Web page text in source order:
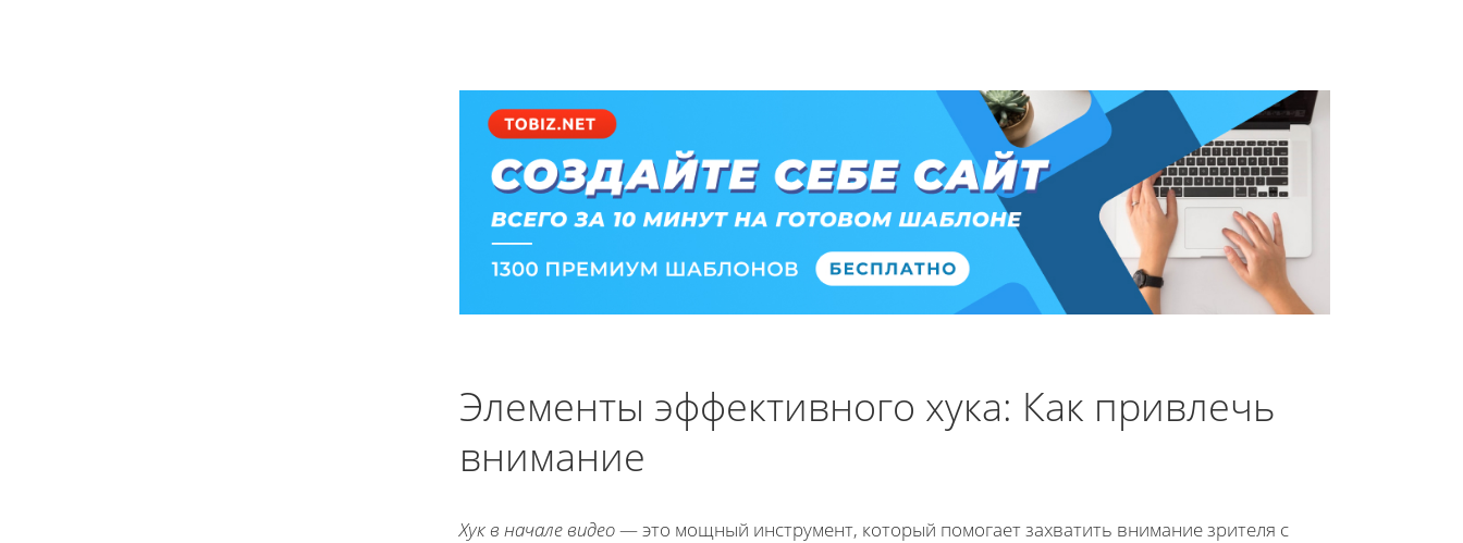
Элементы эффективного хука: Как привлечь
внимание
Хук в начале видео— это мощный инструмент, который помогает захватить внимание зрителя с